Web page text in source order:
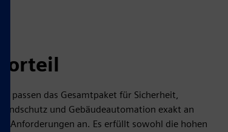
Vorteil
Wir passen das Gesamtpaket für Sicherheit,
Brandschutz und Gebäudeautomation exakt an
die Anforderungen an. Es erfüllt sowohl die hohen